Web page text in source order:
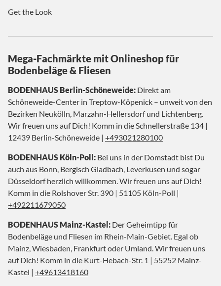
Get the Look
Mega-Fachmärkte mit Onlineshop für
Bodenbeläge & Fliesen
BODENHAUS Berlin-Schöneweide: Direkt am
Schöneweide-Center in Treptow-Köpenick – unweit von den
Bezirken Neukölln, Marzahn-Hellersdorf und Lichtenberg.
Wir freuen uns auf Dich! Komm in die Schnellerstraße 134 |
12439 Berlin-Schöneweide | +493021280100
BODENHAUS Köln-Poll: Bei uns in der Domstadt bist Du
auch aus Bonn, Bergisch Gladbach, Leverkusen und sogar
Düsseldorf herzlich willkommen. Wir freuen uns auf Dich!
Komm in die Rolshover Str. 390 | 51105 Köln-Poll |
+492211679050
BODENHAUS Mainz-Kastel: Der Geheimtipp für
Bodenbeläge und Fliesen im Rhein-Main-Gebiet. Egal ob
Mainz, Wiesbaden, Frankfurt oder Umland. Wir freuen uns
auf Dich! Komm in die Kurt-Hebach-Str. 1 | 55252 Mainz-
Kastel | +49613418160